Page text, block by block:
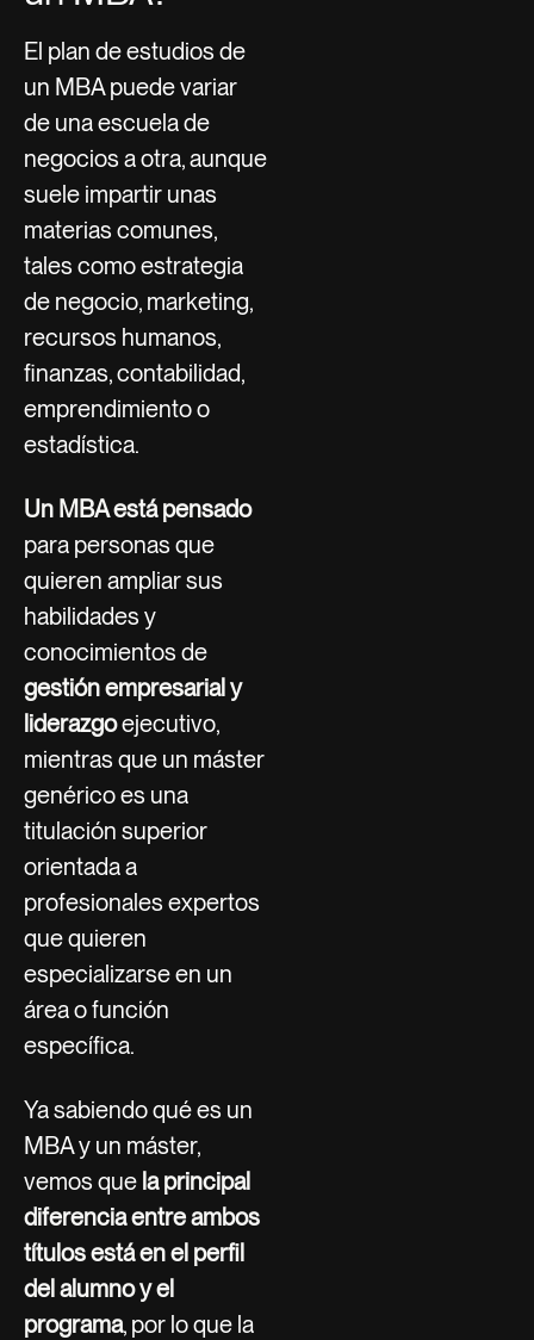
El plan de estudios de
un MBA puede variar
de una escuela de
negocios a otra, aunque
suele impartir unas
materias comunes,
tales como estrategia
de negocio, marketing,
recursos humanos,
finanzas, contabilidad,
emprendimiento o
estadística.
Un MBA está pensado
para personas que
quieren ampliar sus
habilidades y
conocimientos de
gestión empresarial y
liderazgoejecutivo,
mientras que un máster
genérico es una
titulación superior
orientada a
profesionales expertos
que quieren
especializarse en un
área o función
específica.
Ya sabiendo qué es un
MBA y un máster,
vemos que la principal
diferencia entre ambos
títulos está en el perfil
del alumno y el
programa, por lo que la